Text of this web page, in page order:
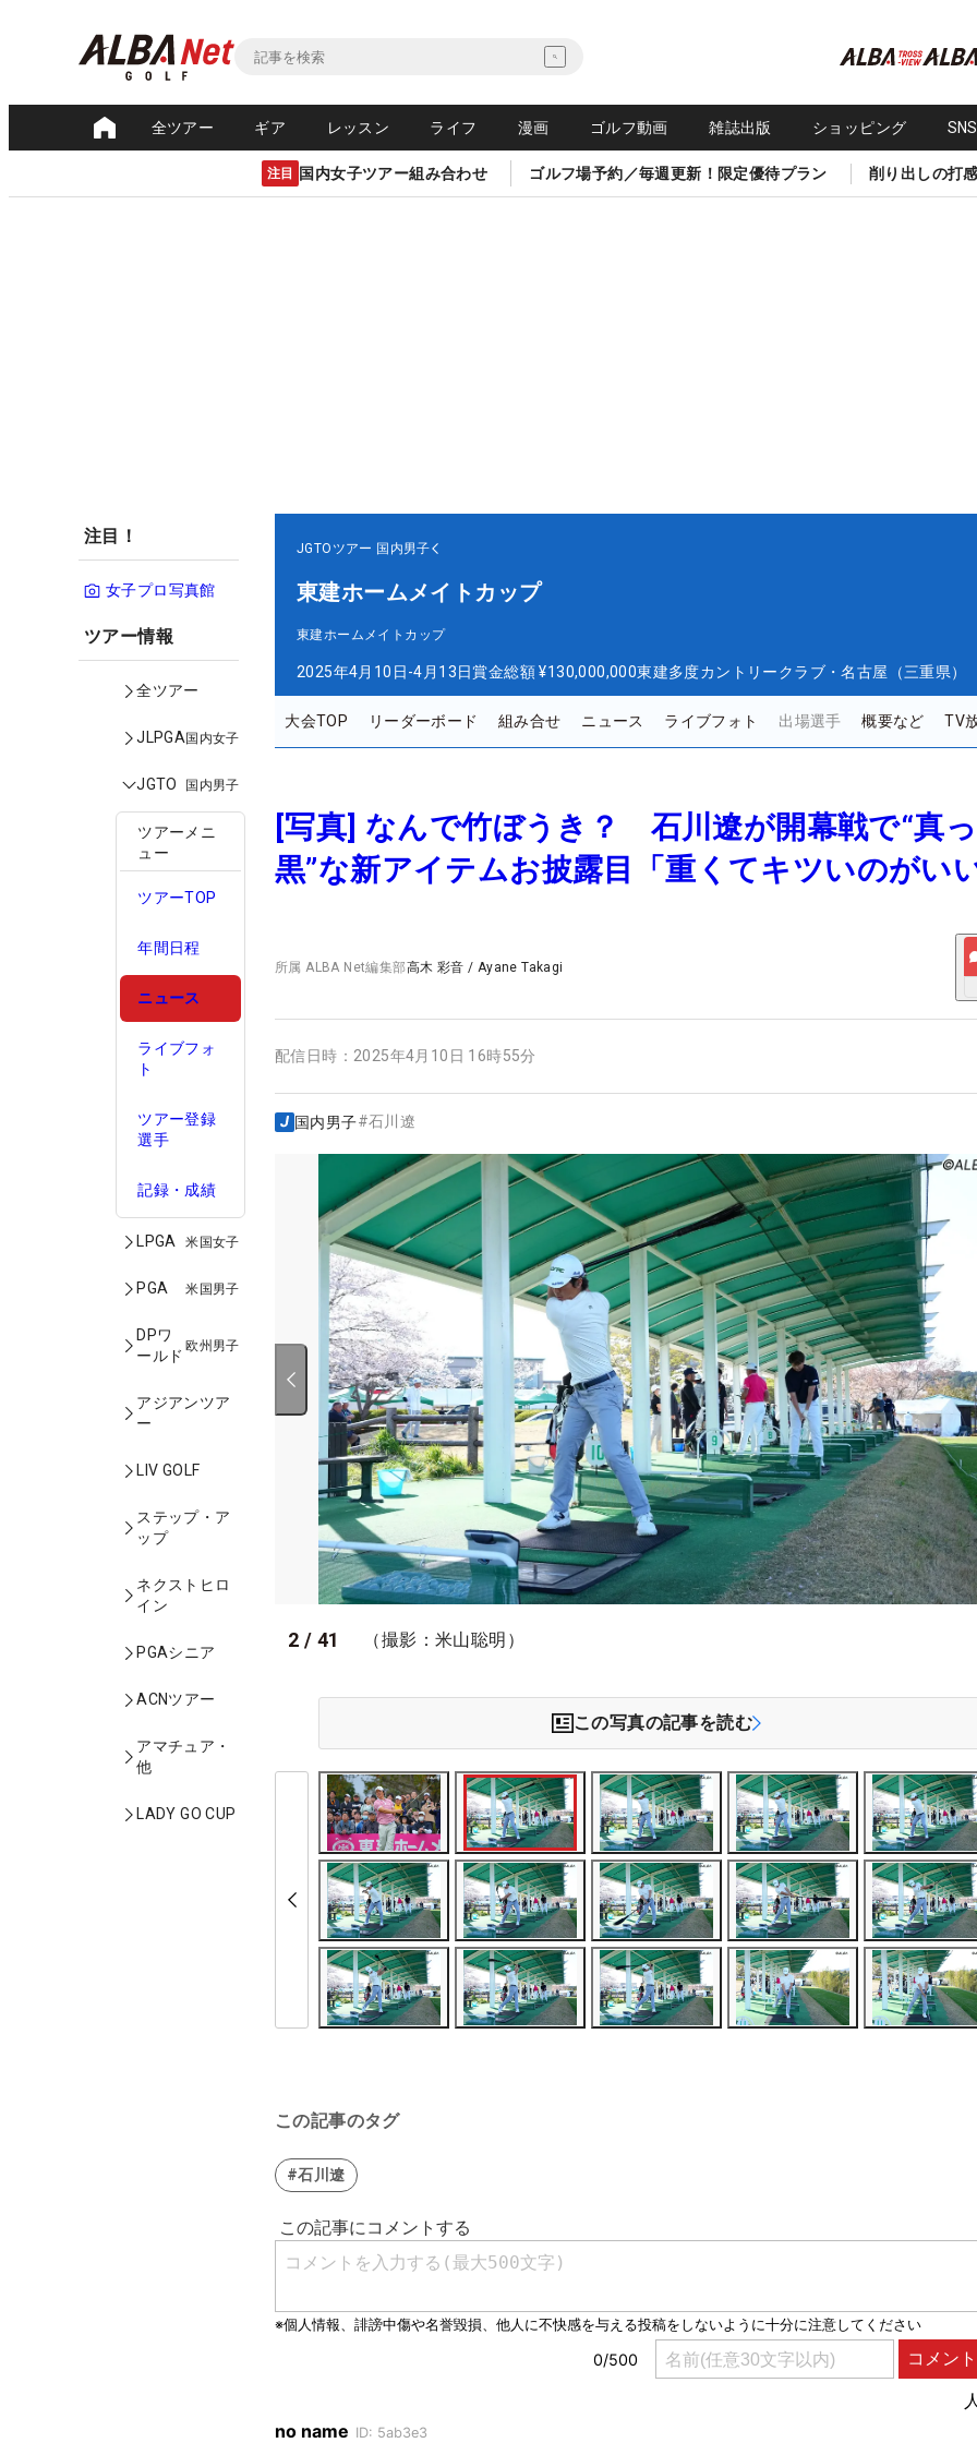
全ツアー ギア レッスン ライフ 漫画 ゴルフ動画 雑誌出版 ショッピング
注目 国内女子ツアー組み合わせ ゴルフ場予約／毎週更新！限定優待プラン 削り出しの打
注目！
女子プロ写真館
ツアー情報
全ツアー
JLPGA国内女子
JGTO 国内男子
ツアーメニ
ュー
ツアーTOP
年間日程
ニュース
ライブフォ
ト
ツアー登録
選手
記録・成績
LPGA 米国女子
PGA 米国男子
DPワ
ールド
欧州男子
アジアンツア
ー
LIV GOLF
ステップ・ア
ップ
ネクストヒロ
イン
PGAシニア
ACNツアー
アマチュア・
他
LADY GO CUP
JGTOツアー 国内男子
東建ホームメイトカップ
東建ホームメイトカップ
2025年4月10日-4月13日賞金総額 ¥130,000,000東建多度カントリークラブ・名古屋（三重県）
大会TOP リーダーボード 組み合せ ニュース ライブフォト 出場選手 概要など TV
[写真] なんで竹ぼうき？ 石川遼が開幕戦で“真っ
黒”な新アイテムお披露目「重くてキツいのがい
所属ALBA Net編集部高木 彩音 / Ayane Takagi
配信日時： 2025年4月10日 16時55分
国内男子#石川遼
2 / 41 （撮影：米山聡明）
この写真の記事を読む
この記事のタグ
#石川遼